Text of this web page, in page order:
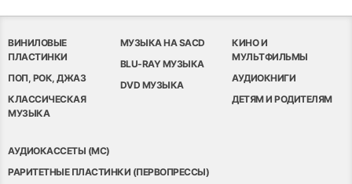
ВИНИЛОВЫЕ
ПЛАСТИНКИ
ПОП, РОК, ДЖАЗ
КЛАССИЧЕСКАЯ
МУЗЫКА
МУЗЫКА НА SACD
BLU-RAY МУЗЫКА
DVD МУЗЫКА
КИНО И
МУЛЬТФИЛЬМЫ
АУДИОКНИГИ
ДЕТЯМ И РОДИТЕЛЯМ
АУДИОКАССЕТЫ (MC)
РАРИТЕТНЫЕ ПЛАСТИНКИ (ПЕРВОПРЕССЫ)